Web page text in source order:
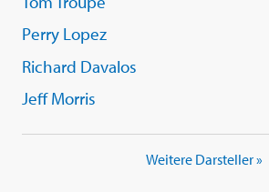
Perry Lopez
Richard Davalos
Jeff Morris
Weitere Darsteller »